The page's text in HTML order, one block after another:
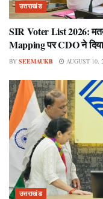
उत्तराखंड
SIR Voter List 2026:
Mapping पर CDO ने
BY SEEMAUKB AUGUST 10,
उत्तराखंड